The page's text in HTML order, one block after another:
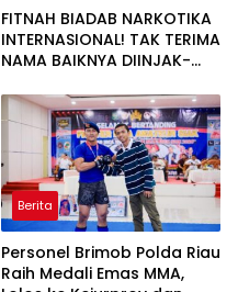
FITNAH BIADAB NARKOTIKA
INTERNASIONAL! TAK TERIMA
NAMA BAIKNYA DIINJAK-
DECLARE WAR: SIAP Bantai
DAN SERET AKUN PEMBUNUH
KARAKTER KE PENJARA
POLDA KEPRI!
Berita
Personel Brimob Polda Riau
Raih Medali Emas MMA,